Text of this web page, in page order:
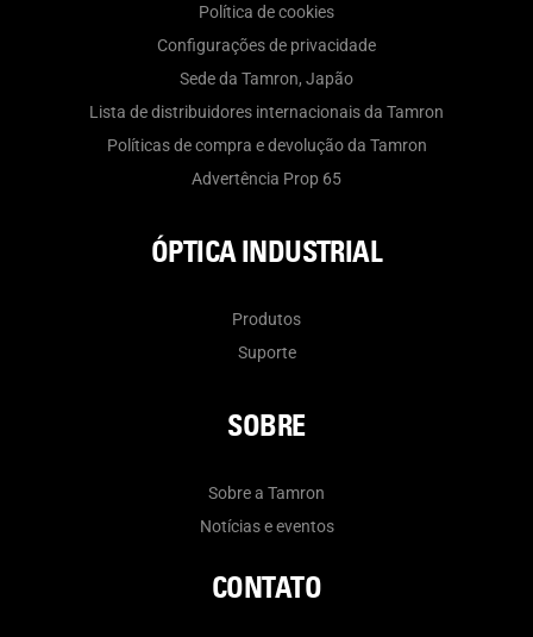
Política de cookies
Configurações de privacidade
Sede da Tamron, Japão
Lista de distribuidores internacionais da Tamron
Políticas de compra e devolução da Tamron
Advertência Prop 65
ÓPTICA INDUSTRIAL
Produtos
Suporte
SOBRE
Sobre a Tamron
Notícias e eventos
CONTATO